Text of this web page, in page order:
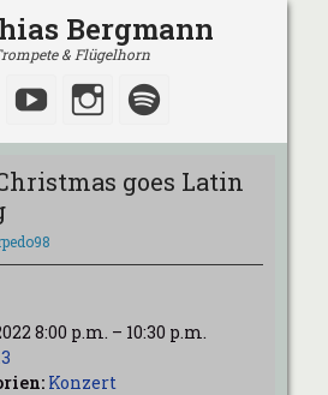
Bergmann
& Flügelhorn
Facebook
YouTubeInstagram
goes Latin
8:00 p.m. – 10:30 p.m.
Konzert